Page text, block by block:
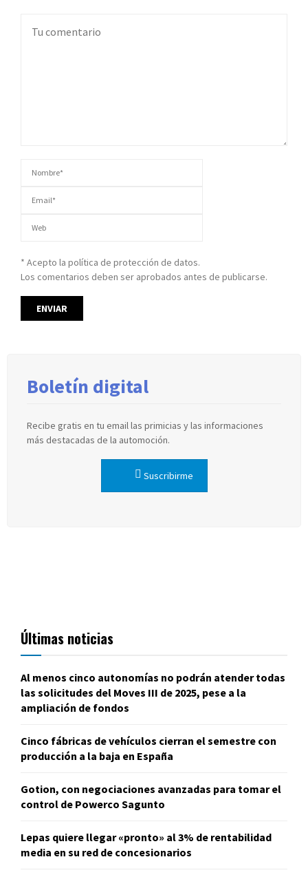
* Acepto la política de protección de datos.
Los comentarios deben ser aprobados antes de publicarse.
Boletín digital
Recibe gratis en tu email las primicias y las informaciones
más destacadas de la automoción.
Suscribirme
Últimas noticias
Al menos cinco autonomías no podrán atender todas
las solicitudes del Moves III de 2025, pese a la
ampliación de fondos
Cinco fábricas de vehículos cierran el semestre con
producción a la baja en España
Gotion, con negociaciones avanzadas para tomar el
control de Powerco Sagunto
Lepas quiere llegar «pronto» al 3% de rentabilidad
media en su red de concesionarios